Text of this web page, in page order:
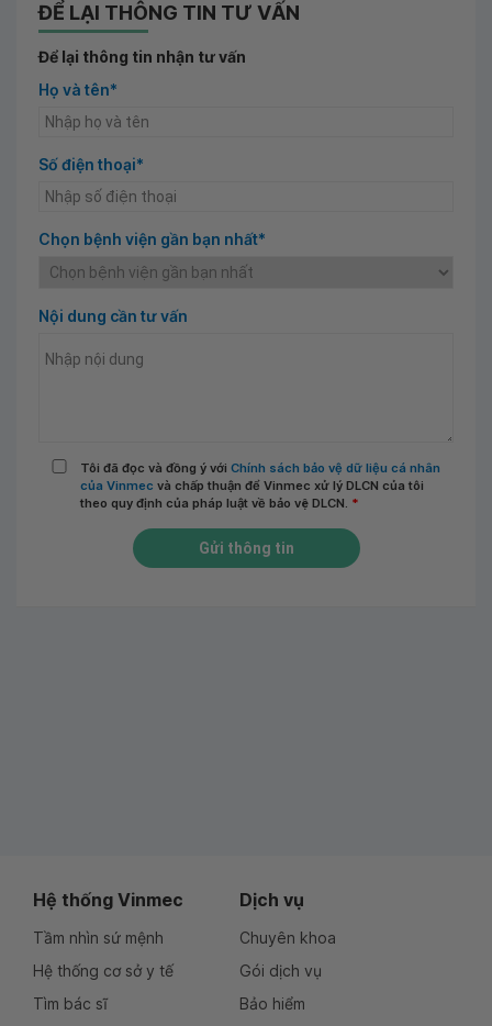
ĐỂ LẠI THÔNG TIN TƯ VẤN
Để lại thông tin nhận tư vấn
Họ và tên*
Số điện thoại*
Chọn bệnh viện gần bạn nhất*
Nội dung cần tư vấn
Tôi đã đọc và đồng ý với Chính sách bảo vệ dữ liệu cá nhân
của Vinmec và chấp thuận để Vinmec xử lý DLCN của tôi
theo quy định của pháp luật về bảo vệ DLCN. *
Gửi thông tin
Hệ thống Vinmec
Tầm nhìn sứ mệnh
Hệ thống cơ sở y tế
Tìm bác sĩ
Dịch vụ
Chuyên khoa
Gói dịch vụ
Bảo hiểm